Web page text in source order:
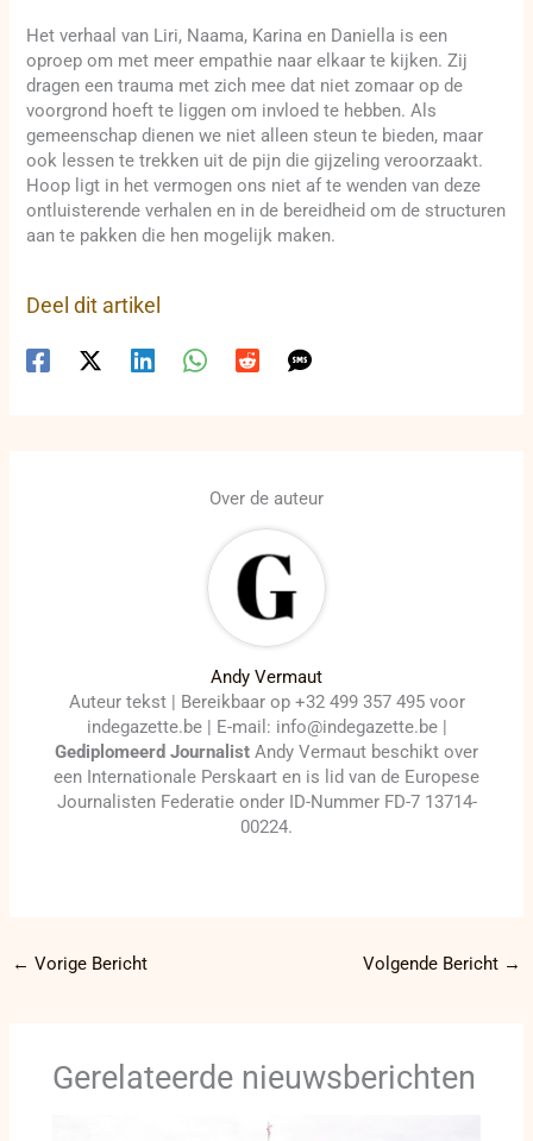
Het verhaal van Liri, Naama, Karina en Daniella is een
oproep om met meer empathie naar elkaar te kijken. Zij
dragen een trauma met zich mee dat niet zomaar op de
voorgrond hoeft te liggen om invloed te hebben. Als
gemeenschap dienen we niet alleen steun te bieden, maar
ook lessen te trekken uit de pijn die gijzeling veroorzaakt.
Hoop ligt in het vermogen ons niet af te wenden van deze
ontluisterende verhalen en in de bereidheid om de structuren
aan te pakken die hen mogelijk maken.
Deel dit artikel
Over de auteur
Andy Vermaut
Auteur tekst | Bereikbaar op +32 499 357 495 voor
indegazette.be | E-mail: info@indegazette.be |
Gediplomeerd Journalist Andy Vermaut beschikt over
een Internationale Perskaart en is lid van de Europese
Journalisten Federatie onder ID-Nummer FD-7 13714-
00224.
← Vorige Bericht Volgende Bericht →
Gerelateerde nieuwsberichten